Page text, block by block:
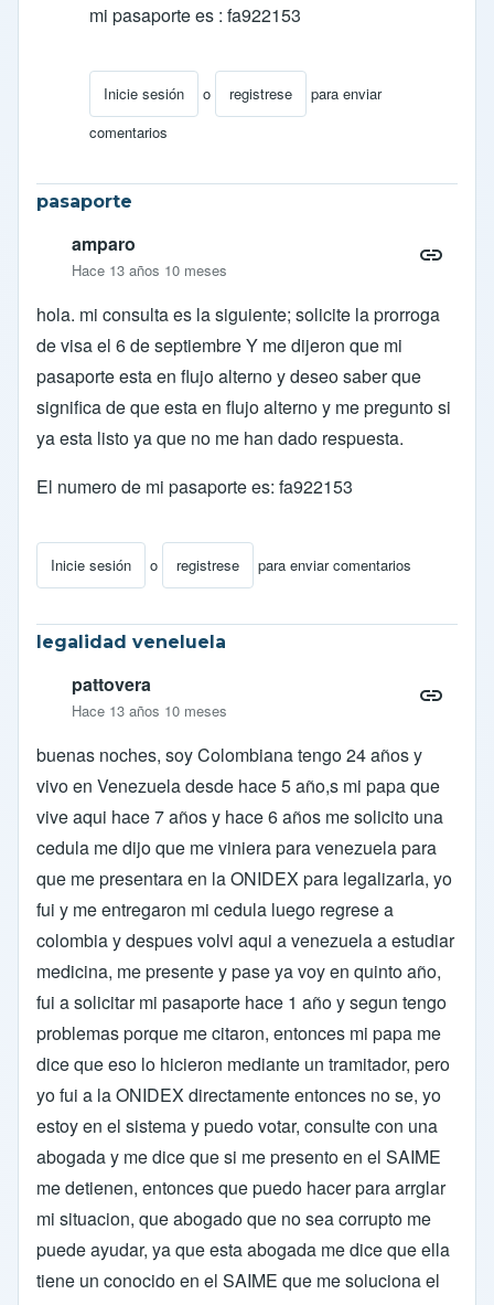
mi pasaporte es : fa922153
Inicie sesión o registrese
para enviar
comentarios
En respuesta a Respuestapor
pasaporte
amparo
Hace 13 años 10 meses
hola. mi consulta es la siguiente; solicite la prorroga
de visa el 6 de septiembre Y me dijeron que mi
pasaporte esta en flujo alterno y deseo saber que
significa de que esta en flujo alterno y me pregunto si
ya esta listo ya que no me han dado respuesta.
El numero de mi pasaporte es: fa922153
Inicie sesión o registrese para enviar comentarios
legalidad veneluela
pattovera
Hace 13 años 10 meses
buenas noches, soy Colombiana tengo 24 años y
vivo en Venezuela desde hace 5 año,s mi papa que
vive aqui hace 7 años y hace 6 años me solicito una
cedula me dijo que me viniera para venezuela para
que me presentara en la ONIDEX para legalizarla, yo
fui y me entregaron mi cedula luego regrese a
colombia y despues volvi aqui a venezuela a estudiar
medicina, me presente y pase ya voy en quinto año,
fui a solicitar mi pasaporte hace 1 año y segun tengo
problemas porque me citaron, entonces mi papa me
dice que eso lo hicieron mediante un tramitador, pero
yo fui a la ONIDEX directamente entonces no se, yo
estoy en el sistema y puedo votar, consulte con una
abogada y me dice que si me presento en el SAIME
me detienen, entonces que puedo hacer para arrglar
mi situacion, que abogado que no sea corrupto me
puede ayudar, ya que esta abogada me dice que ella
tiene un conocido en el SAIME que me soluciona el